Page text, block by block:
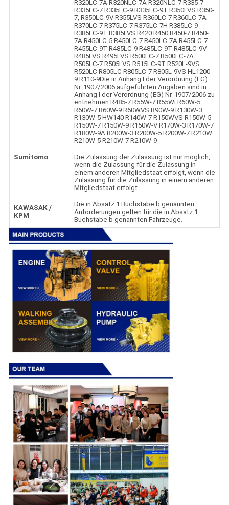
R320LC-7A R320NLC-7A R320NLC-7 R335-7
R335LC-7 R335LC-9 R335LC-9T R350LVS R350-
7, R350LC-9V R355LVS R360LC-7 R360LC-7A
R370LC-7 R375LC-7 R375LC-7H R385LC-9
R385LC-9T R385LVS R420 R450 R450-7 R450-
7A R450LC-5 R450LC-7 R450LC-7A R455LC-7
R455LC-9T R485LC-9 R485LC-9T R485LC-9V
R485LVS R495LVS R500LC-7 R500LC-7A
R505LC-7 R505LVS R515LC-9T R520L-9VS
R520LC R805LC R805LC-7 R805L-9VS HL1200-
9 R110-9Die in Anhang I der Verordnung (EG)
Nr. 1907/2006 aufgeführten Angaben sind in
Anhang I der Verordnung (EG) Nr. 1907/2006 zu
entnehmen.R485-7 R55W-7 R55Wi R60W-5
R60W-7 R60W-9 R60WVS R90W-9 R130W-3
R130W-5 HW140 R140W-7 R150WVS R150W-5
R150W-7 R150W-9 R150W-V R170W-3 R170W-7
R180W-9A R200W-3 R200W-5 R200W-7 R210W
R210W-5 R210W-7 R210W-9
Sumitomo
Die Zulassung der Zulassung ist nur möglich,
wenn die Zulassung für die Zulassung in
einem anderen Mitgliedstaat erfolgt, wenn die
Zulassung für die Zulassung in einem anderen
Mitgliedstaat erfolgt.
KAWASAK /
KPM
Die in Absatz 1 Buchstabe b genannten
Anforderungen gelten für die in Absatz 1
Buchstabe b genannten Fahrzeuge.